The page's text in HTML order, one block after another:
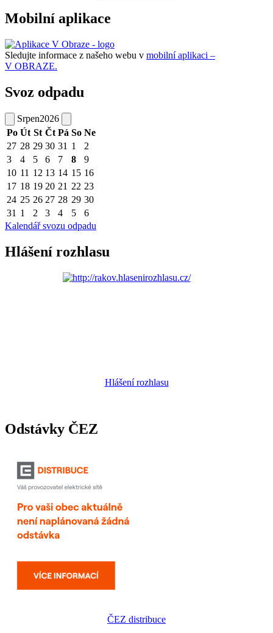
Mobilní aplikace
Sledujte informace z našeho webu v mobilní aplikaci –
V OBRAZE.
Svoz odpadu
Srpen2026
Po Út St Čt Pá So Ne
27 28 29 30 31 1
2
3
4 5 6 7 8
9
10 11 12 13 14 15 16
17 18 19 20 21 22 23
24 25 26 27 28 29 30
31 1 2 3 4 5
6
Kalendář svozu odpadu
Hlášení rozhlasu
Hlášení rozhlasu
Odstávky ČEZ
ČEZ distribuce